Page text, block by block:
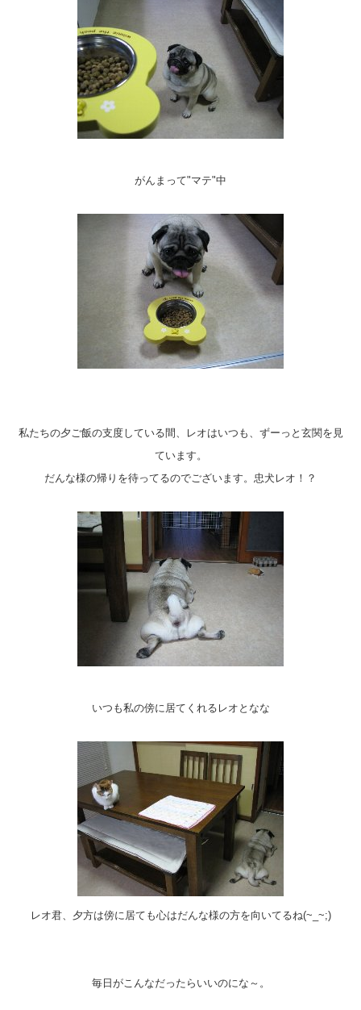
がんまって"マテ"中
私たちの夕ご飯の支度している間、レオはいつも、ずーっと玄関を見
ています。
だんな様の帰りを待ってるのでございます。忠犬レオ！？
いつも私の傍に居てくれるレオとなな
レオ君、夕方は傍に居ても心はだんな様の方を向いてるね(~_~;)
毎日がこんなだったらいいのにな～。